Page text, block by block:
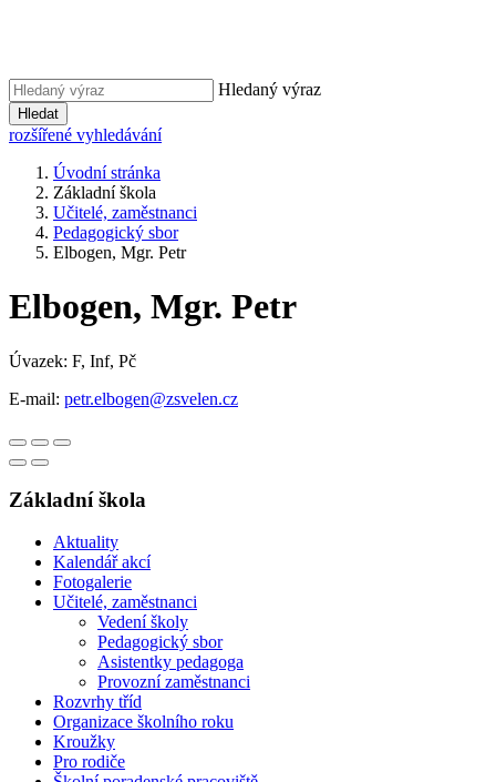
Hledaný výraz
Hledat
rozšířené vyhledávání
Úvodní stránka
Základní škola
Učitelé, zaměstnanci
Pedagogický sbor
Elbogen, Mgr. Petr
Elbogen, Mgr. Petr
Úvazek: F, Inf, Pč
E-mail: petr.elbogen@zsvelen.cz
Základní škola
Aktuality
Kalendář akcí
Fotogalerie
Učitelé, zaměstnanci
Vedení školy
Pedagogický sbor
Asistentky pedagoga
Provozní zaměstnanci
Rozvrhy tříd
Organizace školního roku
Kroužky
Pro rodiče